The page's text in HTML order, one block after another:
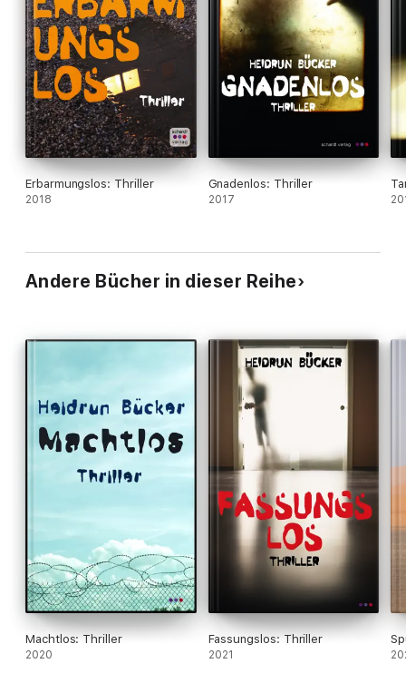
Erbarmungslos: Thriller
2018
Gnadenlos: Thriller
2017
Andere Bücher in dieser Reihe
Machtlos: Thriller
2020
Fassungslos: Thriller
2021